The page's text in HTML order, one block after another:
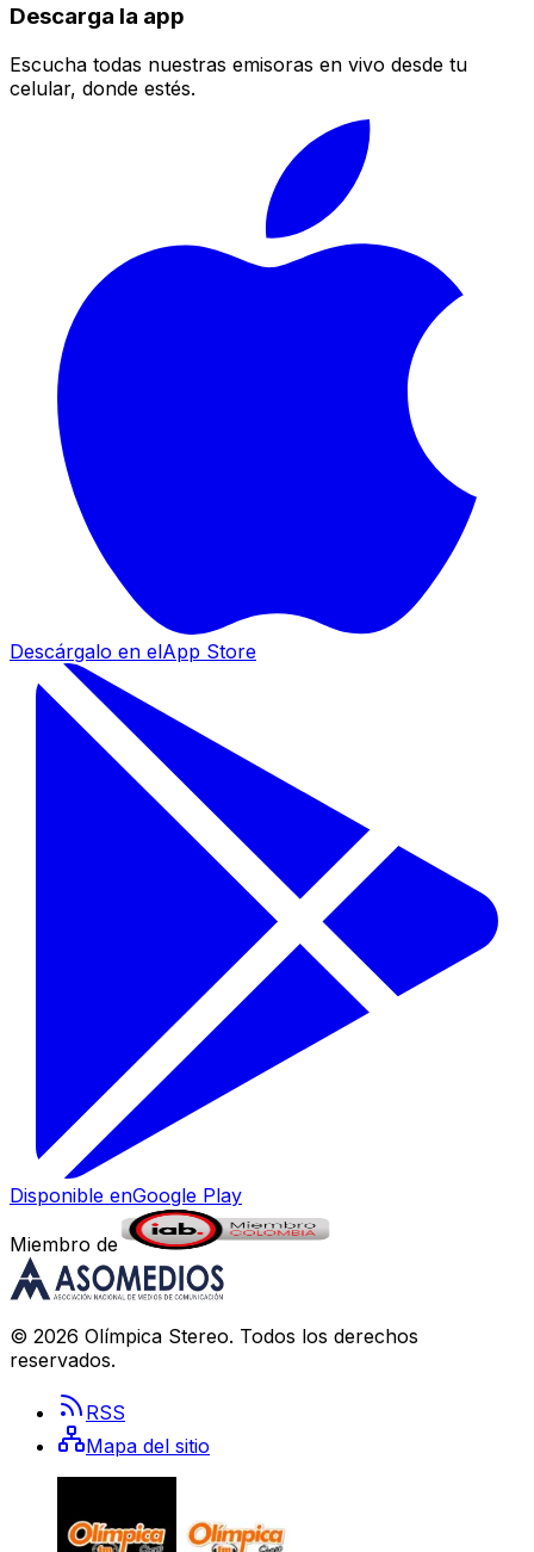
Descarga la app
Escucha todas nuestras emisoras en vivo desde tu
celular, donde estés.
Descárgalo en elApp Store
Disponible enGoogle Play
Miembro de
© 2026 Olímpica Stereo. Todos los derechos
reservados.
RSS
Mapa del sitio